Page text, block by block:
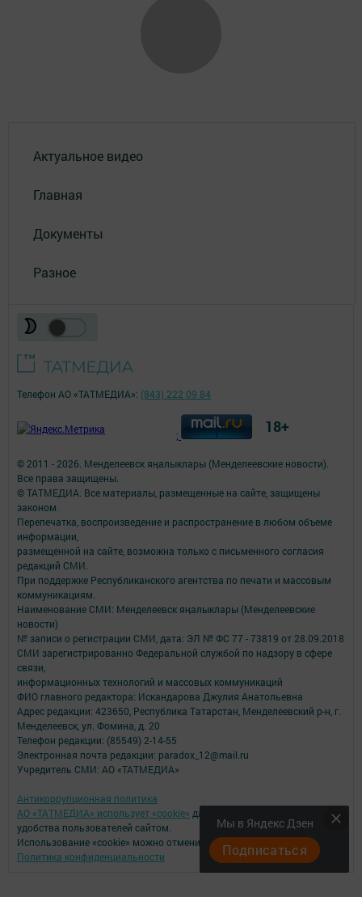
Актуальное видео
Главная
Документы
Разное
Мы в Яндекс Дзен
Подписаться
© 2011 - 2026. Менделеевск яӊалыклары (Менделеевские новости).
Все права защищены.
© ТАТМЕДИА. Все материалы, размещенные на сайте, защищены
законом.
Перепечатка, воспроизведение и распространение в любом объеме
информации,
размещенной на сайте, возможна только с письменного согласия
редакций СМИ.
При поддержке Республиканского агентства по печати и массовым
коммуникациям.
Наименование СМИ: Менделеевск яӊалыклары (Менделеевские
новости)
№ записи о регистрации СМИ, дата: ЭЛ № ФС 77 - 73819 от 28.09.2018
СМИ зарегистрированно Федеральной службой по надзору в сфере
связи,
информационных технологий и массовых коммуникаций
ФИО главного редактора: Искандарова Джулия Анатольевна
Адрес редакции: 423650, Республика Татарстан, Менделеевский р-н, г.
Менделеевск, ул. Фомина, д. 20
Телефон редакции: (85549) 2-14-55
Электронная почта редакции: paradox_12@mail.ru
Учредитель СМИ: АО «ТАТМЕДИА»
Антикоррупционная политика
АО «ТАТМЕДИА» использует «cookie» для персонализации сервисов и
удобства пользователей сайтом.
Использование «cookie» можно отменить в настройках браузера.
Политика конфиденциальности
Телефон АО «ТАТМЕДИА»: (843) 222 09 84
; 18+